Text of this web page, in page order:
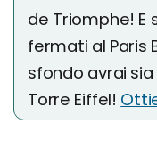
de Triomphe!
fermati al Paris
sfondo avrai
Torre Eiffel!